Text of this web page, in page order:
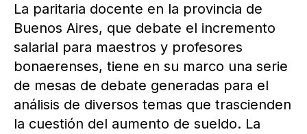
La paritaria docente en la provincia de
Buenos Aires, que debate el incremento
salarial para maestros y profesores
bonaerenses, tiene en su marco una serie
de mesas de debate generadas para el
análisis de diversos temas que trascienden
la cuestión del aumento de sueldo. La